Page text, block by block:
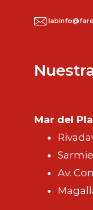
Mar del
Av.